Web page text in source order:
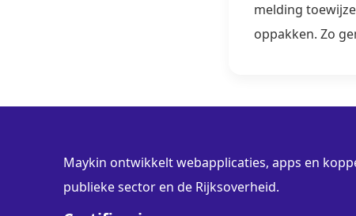
melding
oppakken. Zo
Maykin ontwikkelt webapplicaties, apps en
publieke sector en de Rijksoverheid.